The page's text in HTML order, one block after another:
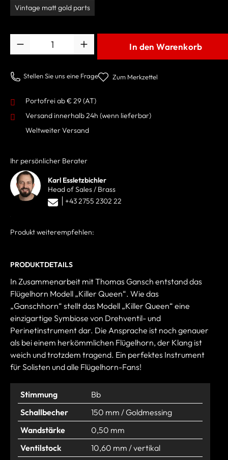
Vintage matt gold parts
In den Warenkorb
Stellen Sie uns eine Frage Zum Merkzettel
Portofrei ab € 29 (AT)
Versand innerhalb 24h (wenn lieferbar)
Weltweiter Versand
Ihr persönlicher Berater
Karl Essletzbichler
Head of Sales / Brass
+43 2755 2302 22
Produkt weiterempfehlen:
PRODUKTDETAILS
In Zusammenarbeit mit Thomas Gansch entstand das
Flügelhorn Modell „Killer Queen“. Wie das
„Ganschhorn“ stellt das Modell „Killer Queen“ eine
einzigartige Symbiose von Drehventil- und
Perinetinstrument dar. Die Ansprache ist noch genauer
als bei einem herkömmlichen Flügelhorn, der Klang ist
weich und trotzdem tragend. Ein perfektes Instrument
für Solisten und alle Flügelhorn-Fans!
Stimmung
Bb
Schallbecher
150 mm / Goldmessing
Wandstärke
0,50 mm
Ventilstock
10,60 mm / vertikal